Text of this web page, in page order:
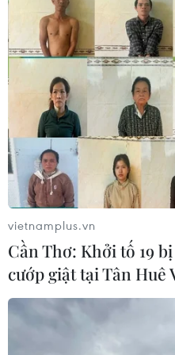
09/06/2026 08:45
Mỗi món đồ được bán ra
du khách tiếp cận với đời
công lâu đời của Mexico;
đất nước này tới bạn bè
vietnamplus.vn
Cần Thơ: Khởi tố 19
cướp giật tại Tân Huê